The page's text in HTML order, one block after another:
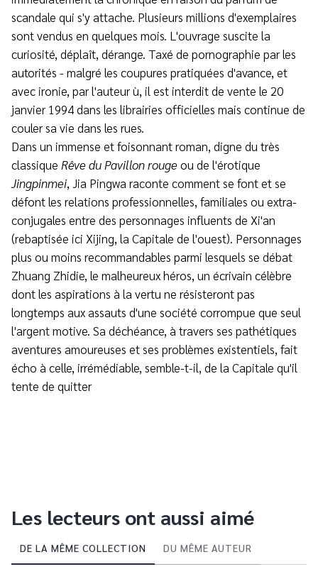
scandale qui s'y attache. Plusieurs millions d'exemplaires
sont vendus en quelques mois. L'ouvrage suscite la
curiosité, déplaît, dérange. Taxé de pornographie par les
autorités - malgré les coupures pratiquées d'avance, et
avec ironie, par l'auteur ù, il est interdit de vente le 20
janvier 1994 dans les librairies officielles mais continue de
couler sa vie dans les rues.
Dans un immense et foisonnant roman, digne du très
classique Rêve du Pavillon rougeou de l'érotique
Jingpinmei, Jia Pingwa raconte comment se font et se
défont les relations professionnelles, familiales ou extra-
conjugales entre des personnages influents de Xi'an
(rebaptisée ici Xijing, la Capitale de l'ouest). Personnages
plus ou moins recommandables parmi lesquels se débat
Zhuang Zhidie, le malheureux héros, un écrivain célèbre
dont les aspirations à la vertu ne résisteront pas
longtemps aux assauts d'une société corrompue que seul
l'argent motive. Sa déchéance, à travers ses pathétiques
aventures amoureuses et ses problèmes existentiels, fait
écho à celle, irrémédiable, semble-t-il, de la Capitale qu'il
tente de quitter
Les lecteurs ont aussi aimé
DE LA MÊME COLLECTION DU MÊME AUTEUR